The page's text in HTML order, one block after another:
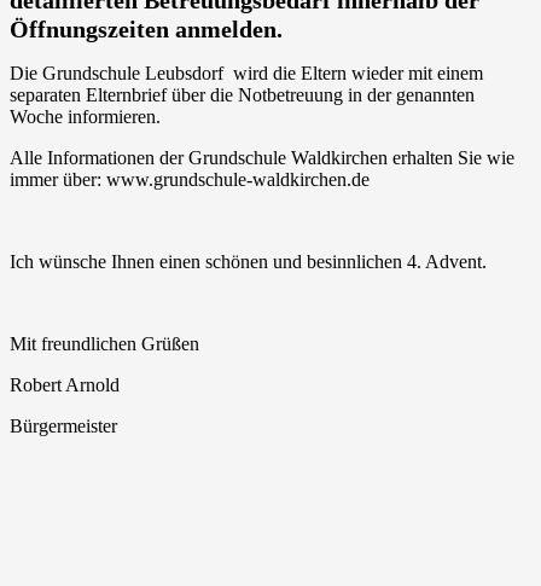
Öffnungszeiten anmelden.
Die Grundschule Leubsdorf wird die Eltern wieder mit einem
separaten Elternbrief über die Notbetreuung in der genannten
Woche informieren.
Alle Informationen der Grundschule Waldkirchen erhalten Sie wie
immer über: www.grundschule-waldkirchen.de
Ich wünsche Ihnen einen schönen und besinnlichen 4. Advent.
Mit freundlichen Grüßen
Robert Arnold
Bürgermeister